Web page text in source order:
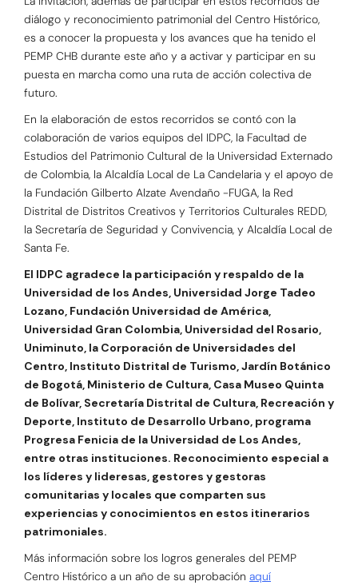
diálogo y reconocimiento patrimonial del Centro Histórico,
es a conocer la propuesta y los avances que ha tenido el
PEMP CHB durante este año y a activar y participar en su
puesta en marcha como una ruta de acción colectiva de
futuro.
En la elaboración de estos recorridos se contó con la
colaboración de varios equipos del IDPC, la Facultad de
Estudios del Patrimonio Cultural de la Universidad Externado
de Colombia, la Alcaldía Local de La Candelaria y el apoyo de
la Fundación Gilberto Alzate Avendaño -FUGA, la Red
Distrital de Distritos Creativos y Territorios Culturales REDD,
la Secretaría de Seguridad y Convivencia, y Alcaldía Local de
Santa Fe.
El IDPC agradece la participación y respaldo de la
Universidad de los Andes, Universidad Jorge Tadeo
Lozano, Fundación Universidad de América,
Universidad Gran Colombia, Universidad del Rosario,
Uniminuto, la Corporación de Universidades del
Centro, Instituto Distrital de Turismo, Jardín Botánico
de Bogotá, Ministerio de Cultura, Casa Museo Quinta
de Bolívar, Secretaría Distrital de Cultura, Recreación y
Deporte, Instituto de Desarrollo Urbano, programa
Progresa Fenicia de la Universidad de Los Andes,
entre otras instituciones. Reconocimiento especial a
los líderes y lideresas, gestores y gestoras
comunitarias y locales que comparten sus
experiencias y conocimientos en estos itinerarios
patrimoniales.
Más información sobre los logros generales del PEMP
Centro Histórico a un año de su aprobación aquí